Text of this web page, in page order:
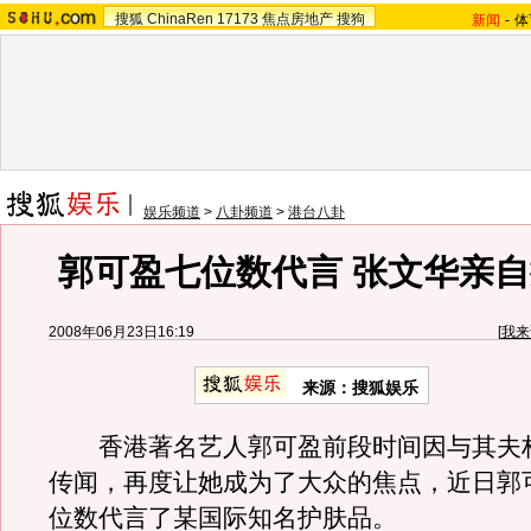
搜狐 ChinaRen 17173 焦点房地产 搜狗 新闻 -
娱乐频道 > 八卦频道 > 港台八卦
郭可盈七位数代言 张文华亲
2008年06月23日16:19 [我
来源：搜狐娱乐
香港著名艺人郭可盈前段时间因与其夫
传闻，再度让她成为了大众的焦点，近日郭
位数代言了某国际知名护肤品。